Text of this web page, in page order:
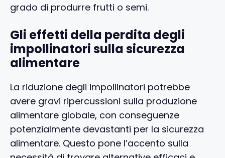
grado di produrre frutti o semi.
Gli effetti della perdita degli
impollinatori sulla sicurezza
alimentare
La riduzione degli impollinatori potrebbe
avere gravi ripercussioni sulla produzione
alimentare globale, con conseguenze
potenzialmente devastanti per la sicurezza
alimentare. Questo pone l’accento sulla